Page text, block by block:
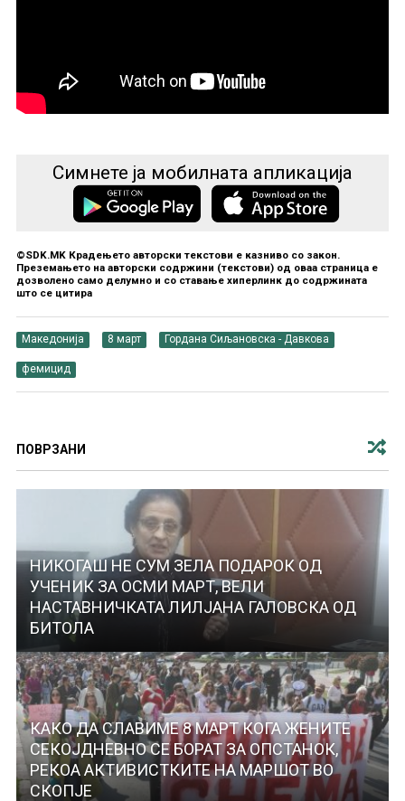
Симнете ја мобилната апликација
©SDK.MK Крадењето авторски текстови е казниво со закон.
Преземањето на авторски содржини (текстови) од оваа страница е
дозволено само делумно и со ставање хиперлинк до содржината
што се цитира
Македонија 8 март Гордана Сиљановска - Давкова
фемицид
ПОВРЗАНИ
НИКОГАШ НЕ СУМ ЗЕЛА ПОДАРОК ОД
УЧЕНИК ЗА ОСМИ МАРТ, ВЕЛИ
НАСТАВНИЧКАТА ЛИЛЈАНА ГАЛОВСКА ОД
БИТОЛА
КАКО ДА СЛАВИМЕ 8 МАРТ КОГА ЖЕНИТЕ
СЕКОЈДНЕВНО СЕ БОРАТ ЗА ОПСТАНОК,
РЕКОА АКТИВИСТКИТЕ НА МАРШОТ ВО
СКОПЈЕ